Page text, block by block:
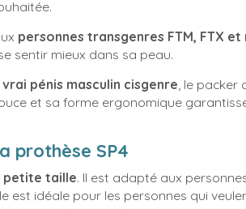
personnes transgenres FTM, FTX
sentir mieux dans sa peau.
vrai pénis masculin cisgenre, le packer
et sa forme ergonomique
prothèse SP4
petite taille. Il est adapté aux
est idéale pour les personnes qui